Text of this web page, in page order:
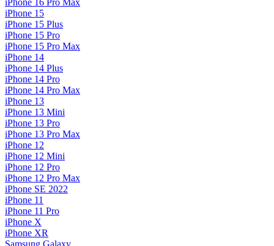
iPhone 16 Pro Max
iPhone 15
iPhone 15 Plus
iPhone 15 Pro
iPhone 15 Pro Max
iPhone 14
iPhone 14 Plus
iPhone 14 Pro
iPhone 14 Pro Max
iPhone 13
iPhone 13 Mini
iPhone 13 Pro
iPhone 13 Pro Max
iPhone 12
iPhone 12 Mini
iPhone 12 Pro
iPhone 12 Pro Max
iPhone SE 2022
iPhone 11
iPhone 11 Pro
iPhone X
iPhone XR
Samsung Galaxy